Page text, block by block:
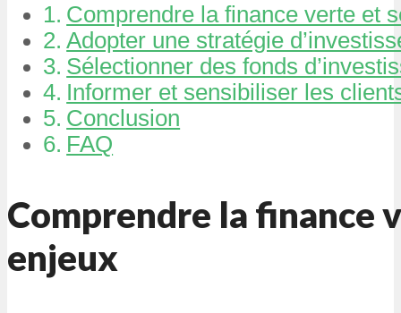
Comprendre la finance verte et
Adopter une stratégie
Sélectionner des fonds
Informer et sensibiliser les
Conclusion
FAQ
Comprendre la finance
enjeux